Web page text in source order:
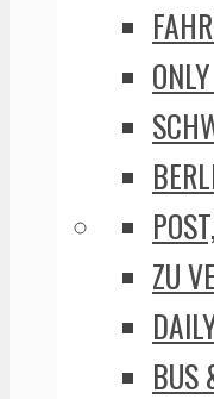
ZU
BUS